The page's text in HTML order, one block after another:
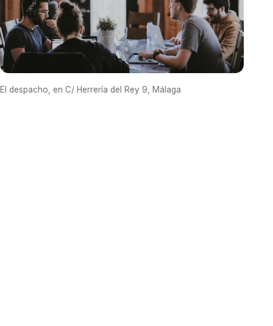
El despacho, en C/ Herrería del Rey 9, Málaga